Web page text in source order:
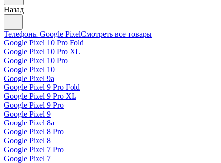
Назад
Телефоны Google PixelСмотреть все товары
Google Pixel 10 Pro Fold
Google Pixel 10 Pro XL
Google Pixel 10 Pro
Google Pixel 10
Google Pixel 9a
Google Pixel 9 Pro Fold
Google Pixel 9 Pro XL
Google Pixel 9 Pro
Google Pixel 9
Google Pixel 8a
Google Pixel 8 Pro
Google Pixel 8
Google Pixel 7 Pro
Google Pixel 7